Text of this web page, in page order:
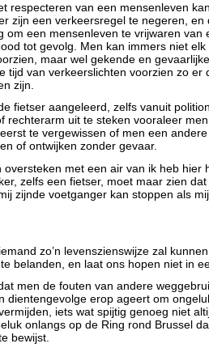
respecteren van een mensenleven
zijn een verkeersregel te negeren, en
om een mensenleven te vrijwaren van
tot gevolg. Men kan immers niet
maar wel gekende en gevaarlijke
tijd van verkeerslichten voorzien zo er
zijn.
fietser aangeleerd, zelfs vanuit
rechterarm uit te steken vooraleer
te vergewissen of men een
of ontwijken zonder gevaar.
oversteken met een air van ik heb hier
zelfs een fietser, moet maar zien
zijnde voetganger kan stoppen als
zo’n levenszienswijze zal
belanden, en laat ons hopen niet in
men de fouten van andere
dientengevolge erop ageert om
iets wat spijtig genoeg niet
onlangs op de Ring rond Brussel
bewijst.